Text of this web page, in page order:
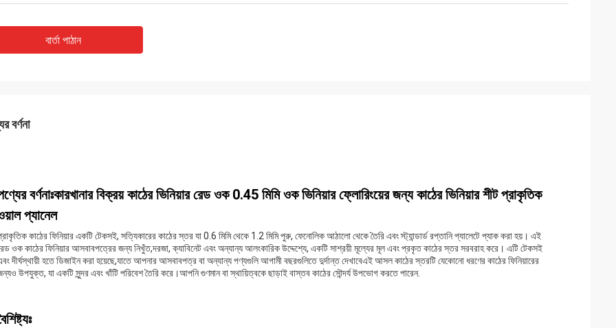
বার্তা পাঠান
বর্ণনা
বর্ণনাঃকারখানার বিক্রয় কাঠের ভিনিয়ার রেড ওক 0.45 মিমি ওক ভিনিয়ার ফ্লোরিংয়ের জন্য কাঠের ভিনিয়ার শীট প্রাকৃতিক
প্যানেল
কাঠের ফিনিয়ার একটি টেকসই, সত্যিকারের কাঠের স্তর যা 0.6 মিমি থেকে 1.2 মিমি পুরু, ফেনোলিক আঠালো থেকে তৈরি এবং স্ট্যান্ডার্ড রপ্তানি প্যালেটে প্যাক করা হয়। এই
ওক কাঠের ফিনিয়ার আসবাবপত্রের জন্য নিখুঁত,দরজা, ক্যাবিনেট এবং অন্যান্য আলংকারিক উদ্দেশ্যে, একটি সাশ্রয়ী মূল্যের মূল এবং প্রকৃত কাঠের স্তর সরবরাহ করে। এটি টেকসই
দীর্ঘস্থায়ী হতে ডিজাইন করা হয়েছে,যাতে আপনার আসবাবপত্র বা অন্যান্য পণ্যগুলি আগামী বছরগুলিতে দুর্দান্ত দেখাবেএই আসল কাঠের স্তরটি যেকোনো ধরণের কাঠের ফিনিয়ারের
উপযুক্ত, যা একটি সুন্দর এবং খাঁটি পরিবেশ তৈরি করে।আপনি গুণমান বা স্থায়িত্বকে ছাড়াই বাস্তব কাঠের সৌন্দর্য উপভোগ করতে পারেন.